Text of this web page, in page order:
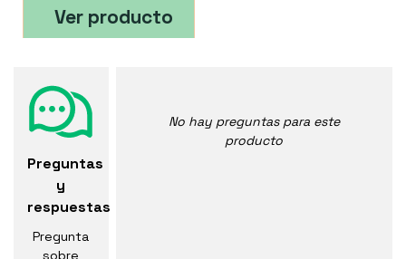
Ver producto
Preguntas
y
respuestas
Pregunta
sobre
No hay preguntas para este
producto